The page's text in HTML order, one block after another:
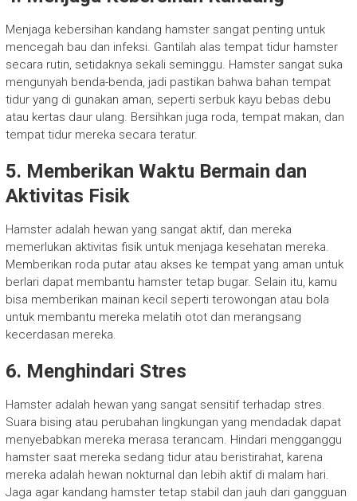
Menjaga kebersihan kandang hamster sangat penting untuk
mencegah bau dan infeksi. Gantilah alas tempat tidur hamster
secara rutin, setidaknya sekali seminggu. Hamster sangat suka
mengunyah benda-benda, jadi pastikan bahwa bahan tempat
tidur yang di gunakan aman, seperti serbuk kayu bebas debu
atau kertas daur ulang. Bersihkan juga roda, tempat makan, dan
tempat tidur mereka secara teratur.
5. Memberikan Waktu Bermain dan
Aktivitas Fisik
Hamster adalah hewan yang sangat aktif, dan mereka
memerlukan aktivitas fisik untuk menjaga kesehatan mereka.
Memberikan roda putar atau akses ke tempat yang aman untuk
berlari dapat membantu hamster tetap bugar. Selain itu, kamu
bisa memberikan mainan kecil seperti terowongan atau bola
untuk membantu mereka melatih otot dan merangsang
kecerdasan mereka.
6. Menghindari Stres
Hamster adalah hewan yang sangat sensitif terhadap stres.
Suara bising atau perubahan lingkungan yang mendadak dapat
menyebabkan mereka merasa terancam. Hindari mengganggu
hamster saat mereka sedang tidur atau beristirahat, karena
mereka adalah hewan nokturnal dan lebih aktif di malam hari.
Jaga agar kandang hamster tetap stabil dan jauh dari gangguan